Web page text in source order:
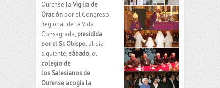
Ourense la Vigilia de
Oración por el Congreso
Regional de la Vida
Consagrada, presidida
por el Sr. Obispo, al día
siguiente, sábado, el
colegio de
los Salesianos de
Ourense acogía la